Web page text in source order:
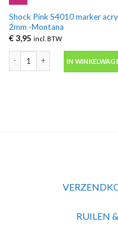
Shock Pink S4010 marker
2mm -Montana
€3,95 incl. BTW
IN
RUILEN